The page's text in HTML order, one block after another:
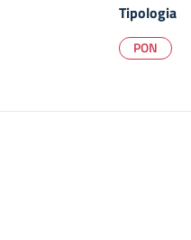
Tipologia
PON